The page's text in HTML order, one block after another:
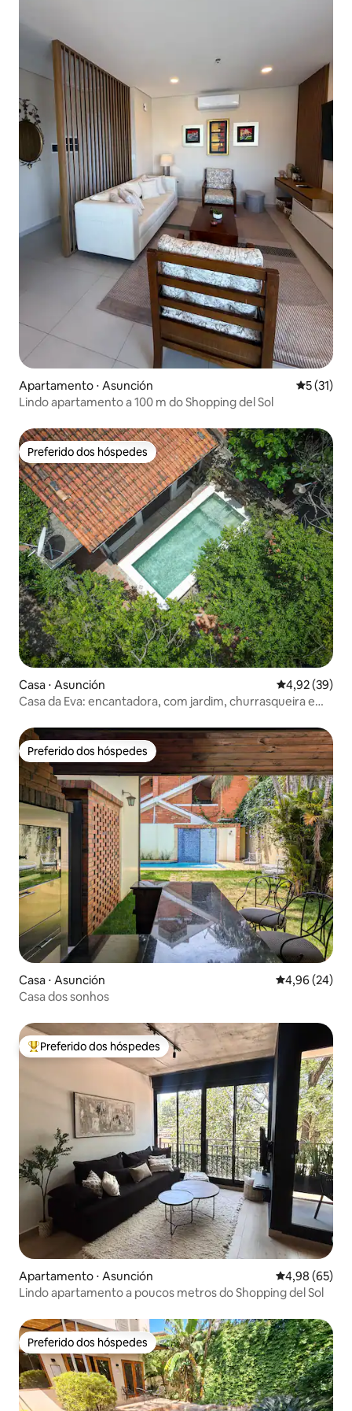
Apartamento ⋅ Asunción 5 de uma
5 (31)
Lindo apartamento a 100 m do Shopping del Sol
Preferido dos hóspedes
Preferido dos hóspedes
Casa ⋅ Asunción 4,92 de uma
4,92 (39)
Casa da Eva: encantadora, com jardim, churrasqueira e
Preferido dos hóspedes
Preferido dos hóspedes
Casa ⋅ Asunción 4,96 de uma
4,96 (24)
Casa dos sonhos
Entre os melhores preferidos dos hóspedes
Preferido dos hóspedes
Apartamento ⋅ Asunción 4,98 de uma
4,98 (65)
Lindo apartamento a poucos metros do Shopping del Sol
Preferido dos hóspedes
Preferido dos hóspedes